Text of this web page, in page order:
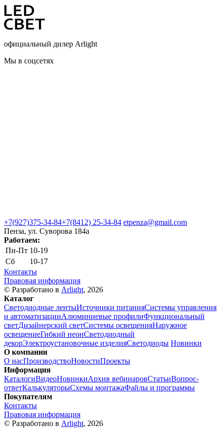
официальный дилер Arlight
Мы в соцсетях
+7(927)375-34-84+7(8412) 25-34-84 etpenza@gmail.com
Пенза, ул. Cуворова 184а
Работаем:
Пн-Пт 10-19
Сб
10-17
Контакты
Правовая информация
© Разработано в Arlight, 2026
Каталог
Светодиодные лентыИсточники питанияСистемы управления
и автоматизацииАлюминиевые профилиФункциональный
светДизайнерский светСистемы освещенияНаружное
освещениеГибкий неонСветодиодный
декорЭлектроустановочные изделияСветодиоды Новинки
О компании
О насПроизводствоНовостиПроекты
Информация
КаталогиВидеоНовинкиАрхив вебинаровСтатьиВопрос-
ответКалькуляторыСхемы монтажаФайлы и программы
Покупателям
Контакты
Правовая информация
© Разработано в Arlight, 2026